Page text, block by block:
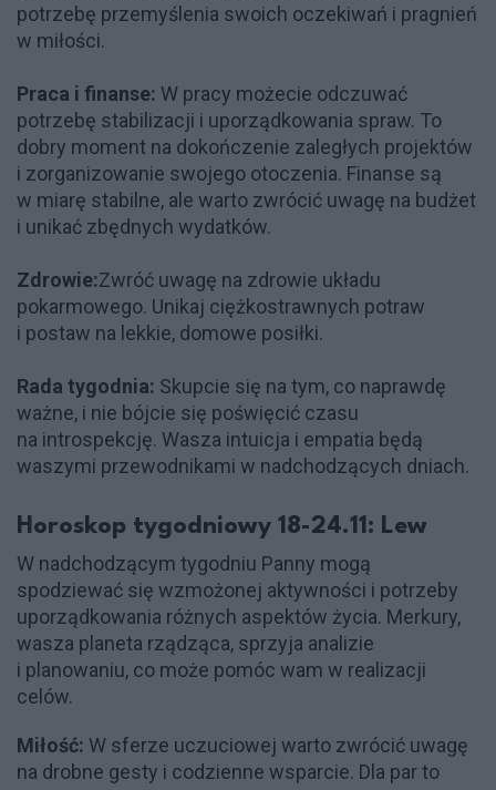
potrzebę przemyślenia swoich oczekiwań i pragnień
w miłości.
Praca i finanse: W pracy możecie odczuwać
potrzebę stabilizacji i uporządkowania spraw. To
dobry moment na dokończenie zaległych projektów
i zorganizowanie swojego otoczenia. Finanse są
w miarę stabilne, ale warto zwrócić uwagę na budżet
i unikać zbędnych wydatków.
Zdrowie:Zwróć uwagę na zdrowie układu
pokarmowego. Unikaj ciężkostrawnych potraw
i postaw na lekkie, domowe posiłki.
Rada tygodnia: Skupcie się na tym, co naprawdę
ważne, i nie bójcie się poświęcić czasu
na introspekcję. Wasza intuicja i empatia będą
waszymi przewodnikami w nadchodzących dniach.
Horoskop tygodniowy 18-24.11: Lew
W nadchodzącym tygodniu Panny mogą
spodziewać się wzmożonej aktywności i potrzeby
uporządkowania różnych aspektów życia. Merkury,
wasza planeta rządząca, sprzyja analizie
i planowaniu, co może pomóc wam w realizacji
celów.
Miłość: W sferze uczuciowej warto zwrócić uwagę
na drobne gesty i codzienne wsparcie. Dla par to